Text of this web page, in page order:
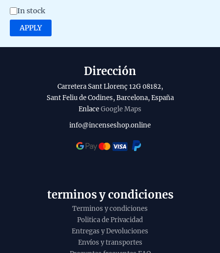
A
a
In stock
APPLY
Dirección
Carretera Sant Llorenç 12G 08182,
Sant Feliu de Codines, Barcelona, España
EnlaceGoogle Maps
info@incenseshop.online
terminos y condiciones
Terminos y condiciones
Politica de Privacidad
Entregas y Devoluciones
Envíos y transportes